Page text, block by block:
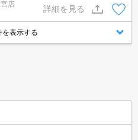
店
詳細を見る
を表示する